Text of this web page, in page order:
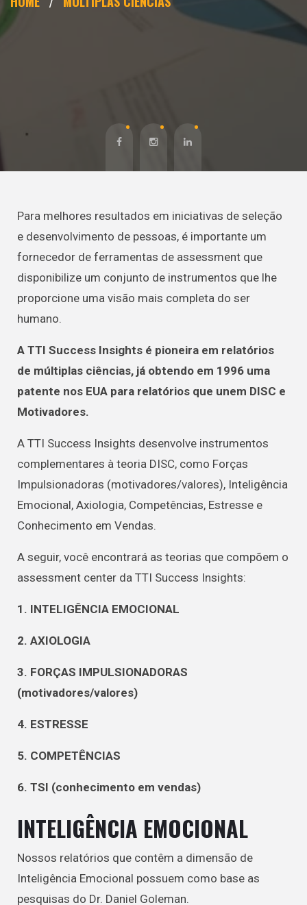
Para melhores resultados em iniciativas de seleção
e desenvolvimento de pessoas, é importante um
fornecedor de ferramentas de assessment que
disponibilize um conjunto de instrumentos que lhe
proporcione uma visão mais completa do ser
humano.
A TTI Success Insights é pioneira em relatórios
de múltiplas ciências, já obtendo em 1996 uma
patente nos EUA para relatórios que unem DISC e
Motivadores.
A TTI Success Insights desenvolve instrumentos
complementares à teoria DISC, como Forças
Impulsionadoras (motivadores/valores), Inteligência
Emocional, Axiologia, Competências, Estresse e
Conhecimento em Vendas.
A seguir, você encontrará as teorias que compõem o
assessment center da TTI Success Insights:
1. INTELIGÊNCIA EMOCIONAL
2. AXIOLOGIA
3. FORÇAS IMPULSIONADORAS
(motivadores/valores)
4. ESTRESSE
5. COMPETÊNCIAS
6. TSI (conhecimento em vendas)
INTELIGÊNCIA EMOCIONAL
Nossos relatórios que contêm a dimensão de
Inteligência Emocional possuem como base as
pesquisas do Dr. Daniel Goleman.